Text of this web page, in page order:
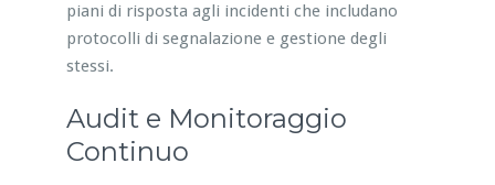
piani di risposta agli incidenti che includano
protocolli di segnalazione e gestione degli
stessi.
Audit e Monitoraggio
Continuo